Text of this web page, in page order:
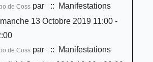
de Cosspar
:: Manifestations
13 Octobre 2019 11:00 -
de Cosspar
:: Manifestations